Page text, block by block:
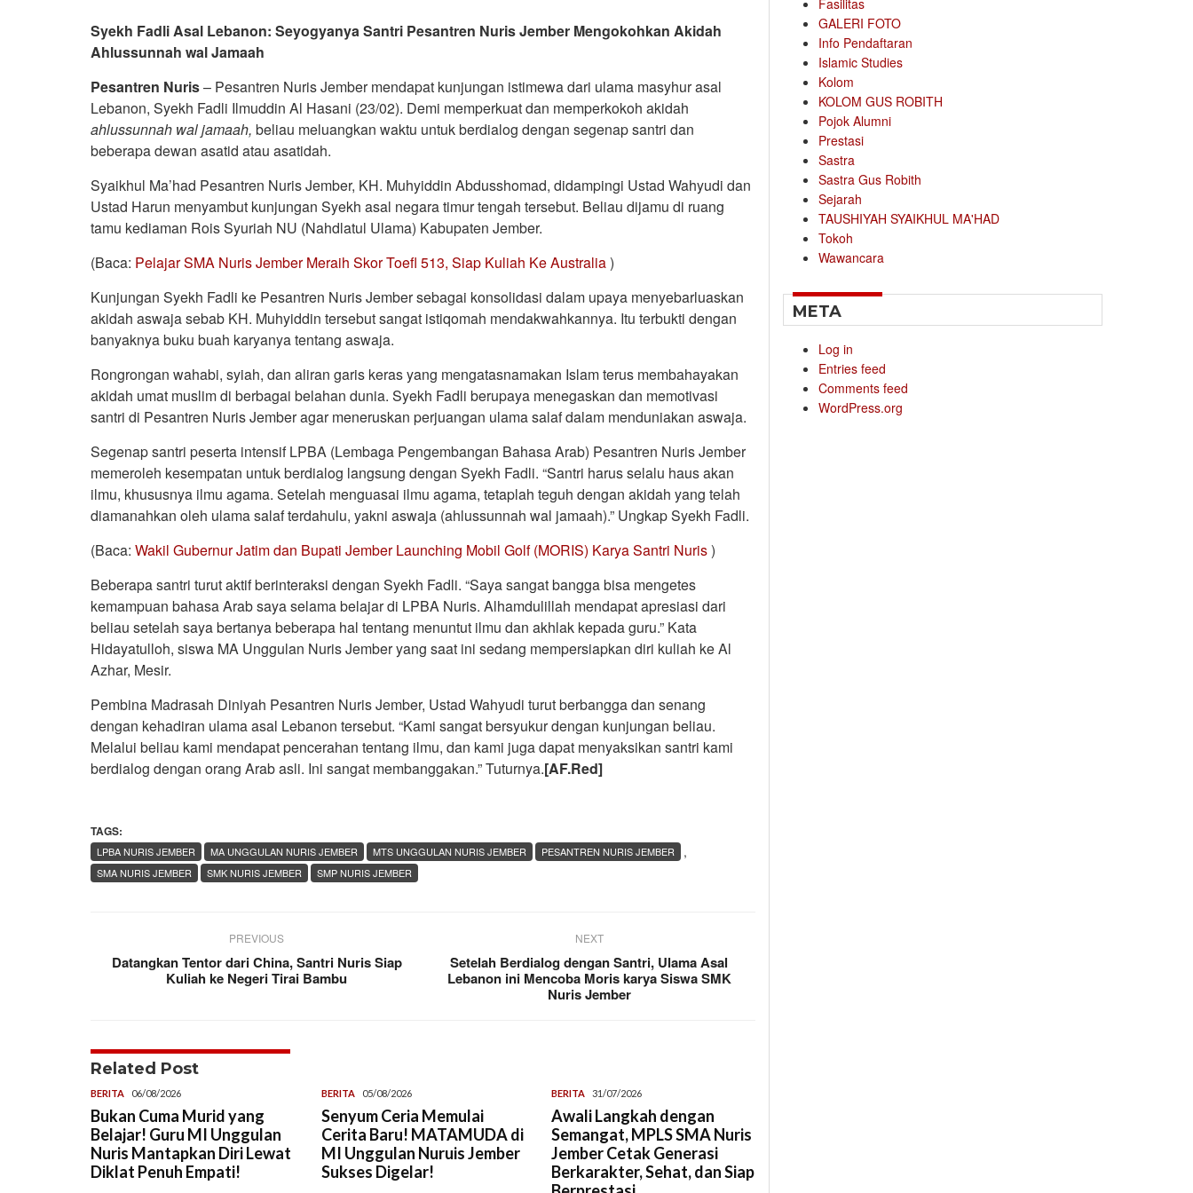
Syekh Fadli Asal Lebanon: Seyogyanya Santri Pesantren Nuris Jember Mengokohkan Akidah
Ahlussunnah wal Jamaah
Pesantren Nuris– Pesantren Nuris Jember mendapat kunjungan istimewa dari ulama masyhur asal
Lebanon, Syekh Fadli Ilmuddin Al Hasani (23/02). Demi memperkuat dan memperkokoh akidah
ahlussunnah wal jamaah, beliau meluangkan waktu untuk berdialog dengan segenap santri dan
beberapa dewan asatid atau asatidah.
Syaikhul Ma’had Pesantren Nuris Jember, KH. Muhyiddin Abdusshomad, didampingi Ustad Wahyudi dan
Ustad Harun menyambut kunjungan Syekh asal negara timur tengah tersebut. Beliau dijamu di ruang
tamu kediaman Rois Syuriah NU (Nahdlatul Ulama) Kabupaten Jember.
(Baca: Pelajar SMA Nuris Jember Meraih Skor Toefl 513, Siap Kuliah Ke Australia)
Kunjungan Syekh Fadli ke Pesantren Nuris Jember sebagai konsolidasi dalam upaya menyebarluaskan
akidah aswaja sebab KH. Muhyiddin tersebut sangat istiqomah mendakwahkannya. Itu terbukti dengan
banyaknya buku buah karyanya tentang aswaja.
Rongrongan wahabi, syiah, dan aliran garis keras yang mengatasnamakan Islam terus membahayakan
akidah umat muslim di berbagai belahan dunia. Syekh Fadli berupaya menegaskan dan memotivasi
santri di Pesantren Nuris Jember agar meneruskan perjuangan ulama salaf dalam menduniakan aswaja.
Segenap santri peserta intensif LPBA (Lembaga Pengembangan Bahasa Arab) Pesantren Nuris Jember
memeroleh kesempatan untuk berdialog langsung dengan Syekh Fadli. “Santri harus selalu haus akan
ilmu, khususnya ilmu agama. Setelah menguasai ilmu agama, tetaplah teguh dengan akidah yang telah
diamanahkan oleh ulama salaf terdahulu, yakni aswaja (ahlussunnah wal jamaah).” Ungkap Syekh Fadli.
(Baca: Wakil Gubernur Jatim dan Bupati Jember Launching Mobil Golf (MORIS) Karya Santri Nuris)
Beberapa santri turut aktif berinteraksi dengan Syekh Fadli. “Saya sangat bangga bisa mengetes
kemampuan bahasa Arab saya selama belajar di LPBA Nuris. Alhamdulillah mendapat apresiasi dari
beliau setelah saya bertanya beberapa hal tentang menuntut ilmu dan akhlak kepada guru.” Kata
Hidayatulloh, siswa MA Unggulan Nuris Jember yang saat ini sedang mempersiapkan diri kuliah ke Al
Azhar, Mesir.
Pembina Madrasah Diniyah Pesantren Nuris Jember, Ustad Wahyudi turut berbangga dan senang
dengan kehadiran ulama asal Lebanon tersebut. “Kami sangat bersyukur dengan kunjungan beliau.
Melalui beliau kami mendapat pencerahan tentang ilmu, dan kami juga dapat menyaksikan santri kami
berdialog dengan orang Arab asli. Ini sangat membanggakan.” Tuturnya.[AF.Red]
TAGS:
,
LPBA NURIS JEMBER MA UNGGULAN NURIS JEMBER MTS UNGGULAN NURIS JEMBER
PESANTREN NURIS JEMBER
SMA NURIS JEMBER
SMK NURIS JEMBER SMP NURIS JEMBER
PREVIOUS
Datangkan Tentor dari China, Santri Nuris Siap
Kuliah ke Negeri Tirai Bambu
NEXT
Setelah Berdialog dengan Santri, Ulama Asal
Lebanon ini Mencoba Moris karya Siswa SMK
Nuris Jember
Related Post
BERITA 06/08/2026
Bukan Cuma Murid yang
Belajar! Guru MI Unggulan
Nuris Mantapkan Diri Lewat
Diklat Penuh Empati!
BERITA 05/08/2026
Senyum Ceria Memulai
Cerita Baru! MATAMUDA di
MI Unggulan Nuruis Jember
Sukses Digelar!
BERITA 31/07/2026
Awali Langkah dengan
Semangat, MPLS SMA Nuris
Jember Cetak Generasi
Berkarakter, Sehat, dan Siap
Fasilitas
GALERI FOTO
Info Pendaftaran
Islamic Studies
Kolom
KOLOM GUS ROBITH
Pojok Alumni
Prestasi
Sastra
Sastra Gus Robith
Sejarah
TAUSHIYAH SYAIKHUL MA'HAD
Tokoh
Wawancara
META
Log in
Entries feed
Comments feed
WordPress.org